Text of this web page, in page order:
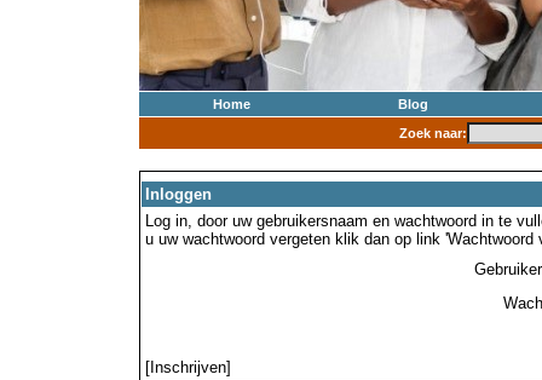
Home
Blog
Zoek naar:
Inloggen
Log in, door uw gebruikersnaam en wachtwoord in te
u uw wachtwoord vergeten klik dan op link 'Wachtwoord
[Inschrijven]